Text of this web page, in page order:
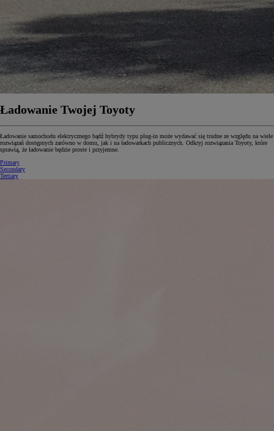
Ładowanie Twojej Toyoty
Ładowanie samochodu elektrycznego bądź hybrydy typu plug-in może wydawać się trudne ze względu na wiele
rozwiązań dostępnych zarówno w domu, jak i na ładowarkach publicznych. Odkryj rozwiązania Toyoty, które
sprawią, że ładowanie będzie proste i przyjemne.
Primary
Secondary
Tertiary